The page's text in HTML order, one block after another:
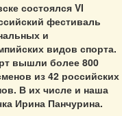
состоялся VI
фестиваль
и
видов спорта.
вышли более 800
из 42 российских
В их числе и наша
Ирина Панчурина.